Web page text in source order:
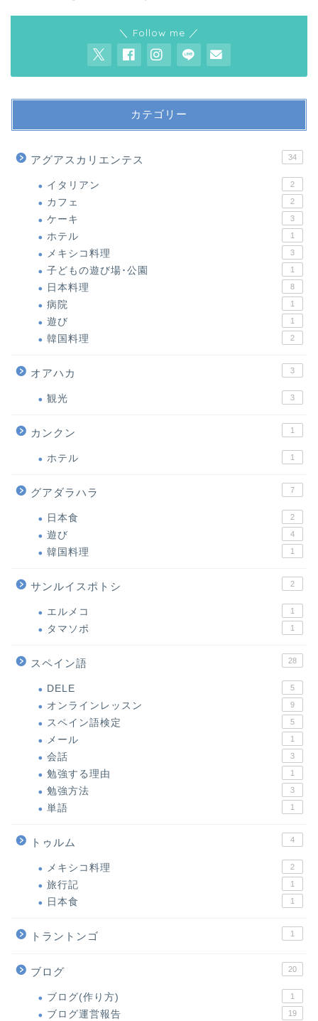
＼ Follow me ／
カテゴリー
アグアスカリエンテス 34
イタリアン 2
カフェ 2
ケーキ 3
ホテル 1
メキシコ料理 3
子どもの遊び場･公園 1
日本料理 8
病院 1
遊び 1
韓国料理 2
オアハカ 3
観光 3
カンクン 1
ホテル 1
グアダラハラ 7
日本食 2
遊び 4
韓国料理 1
サンルイスポトシ 2
エルメコ 1
タマソポ 1
スペイン語 28
DELE 5
オンラインレッスン 9
スペイン語検定 5
メール 1
会話 3
勉強する理由 1
勉強方法 3
単語 1
トゥルム 4
メキシコ料理 2
旅行記 1
日本食 1
トラントンゴ 1
ブログ 20
ブログ(作り方) 1
ブログ運営報告 19